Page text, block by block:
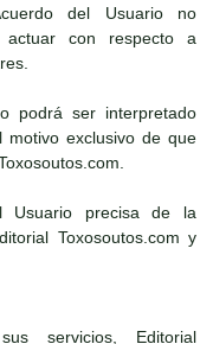
del Usuario no
actuar con respecto a
podrá ser interpretado
exclusivo de que
Usuario precisa de la
Toxosoutos.com y
servicios, Editorial